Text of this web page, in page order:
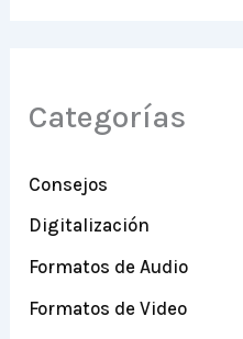
Categorías
Consejos
Digitalización
Formatos de Audio
Formatos de Video